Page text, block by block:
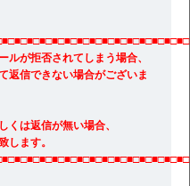
ルが拒否されてしまう場合、
返信できない場合がございま
くは返信が無い場合、
します。